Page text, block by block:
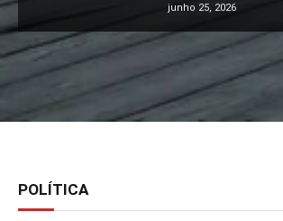
junho 25, 2026
POLÍTICA